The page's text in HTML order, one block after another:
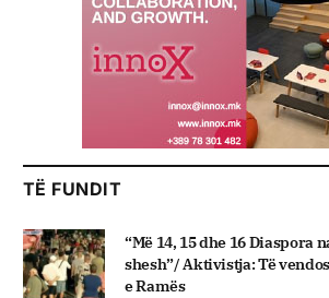
TË FUNDIT
“Më 14, 15 dhe 16 Diaspora
shesh”/ Aktivistja: Të
e Ramës